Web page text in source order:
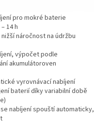
pro mokré baterie
14 h
náročnost na údržbu
výpočet podle
akumulátoroven
vyrovnávací nabíjení
baterií díky variabilní době
nabíjení spouští automaticky,